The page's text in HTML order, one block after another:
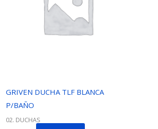
GRIVEN DUCHA TLF BLANCA
P/BAÑO
02. DUCHAS